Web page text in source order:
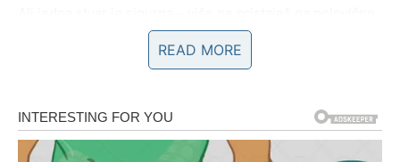
Ako si slobodan, postoji velika šansa za susret sa osobom
ne traži da ti “spusti” energiju, već da je deli s tobom.
Ako postoji bivša ljubav – može doći poruka, ali ovog puta
READ MORE